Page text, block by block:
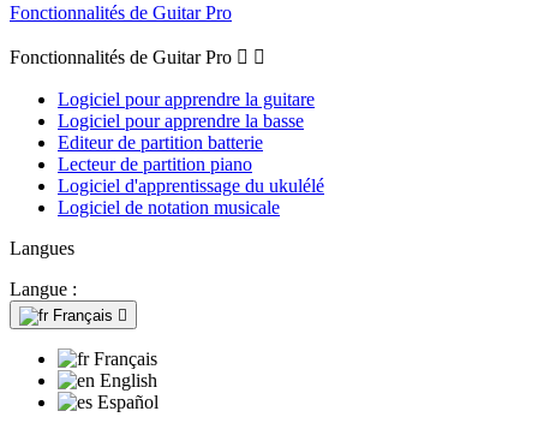
Fonctionnalités de Guitar Pro
Fonctionnalités de Guitar Pro  
Logiciel pour apprendre la guitare
Logiciel pour apprendre la basse
Editeur de partition batterie
Lecteur de partition piano
Logiciel d'apprentissage du ukulélé
Logiciel de notation musicale
Langues
Langue :
Français 
Français
English
Español